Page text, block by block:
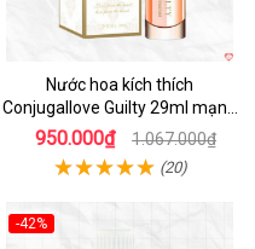
Nước hoa kích thích
Conjugallove Guilty 29ml mạnh
mẽ quyến rũ
950.000₫ 1.067.000₫
(20)
-42%